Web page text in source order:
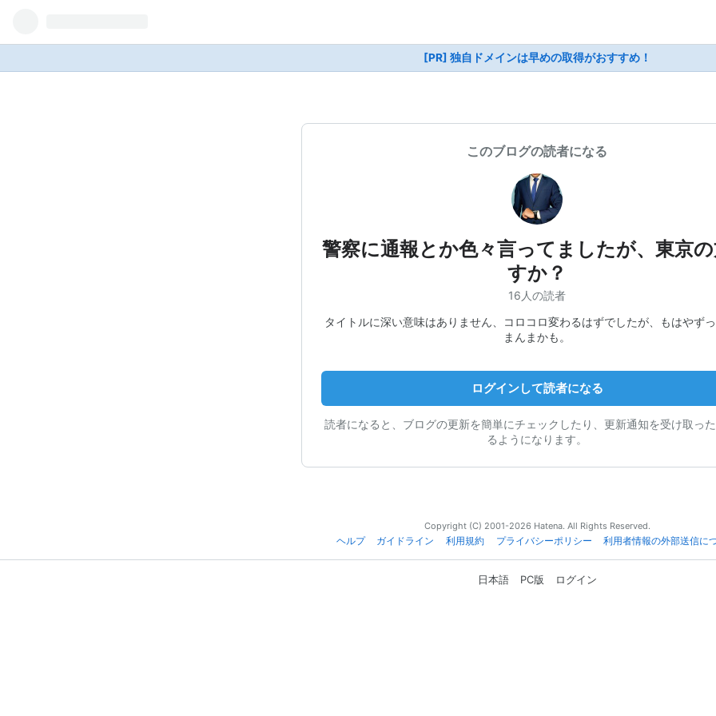
[PR] 独自ドメインは早めの取得がおすすめ！
このブログの読者になる
警察に通報とか色々言ってましたが、東京
すか？
16人の読者
タイトルに深い意味はありません、コロコロ変わるはずでしたが、もはやず
まんまかも。
ログインして読者になる
読者になると、ブログの更新を簡単にチェックしたり、更新通知を受け取っ
るようになります。
Copyright (C) 2001-2026 Hatena. All Rights Reserved.
ヘルプ
ガイドライン 利用規約 プライバシーポリシー 利用者情報の外部送信に
日本語 PC版 ログイン